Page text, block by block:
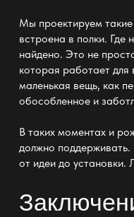
Мы проектируем
встроена в полки. Где
найдено. Это не
которая работает
маленькая вещь, как
обособленное и
В таких моментах и
должно
от идеи до